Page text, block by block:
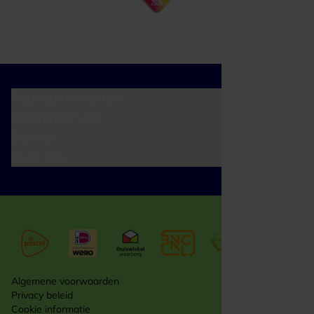
Algemene voorwaarden
Privacy beleid
Cookie informatie